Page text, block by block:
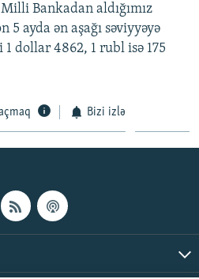
Bankadan aldığımız
5 ayda ən aşağı səviyyəyə
dollar 4862, 1 rubl isə 175
Bizi izlə